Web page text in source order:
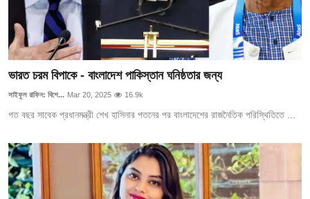
ভারত চরম বিপাকে - বাংলাদেশ পাকিস্তান ঘনিষ্ঠতার জন্য
সাইফুল রাফিন: বিশে... Mar 20, 2025 16.9k
গত বছর সাবেক প্রধানমন্ত্রী শেখ হাসিনার পতনের পর বাংলাদেশের রাজনৈতিক পরিস্থিতিতে ...